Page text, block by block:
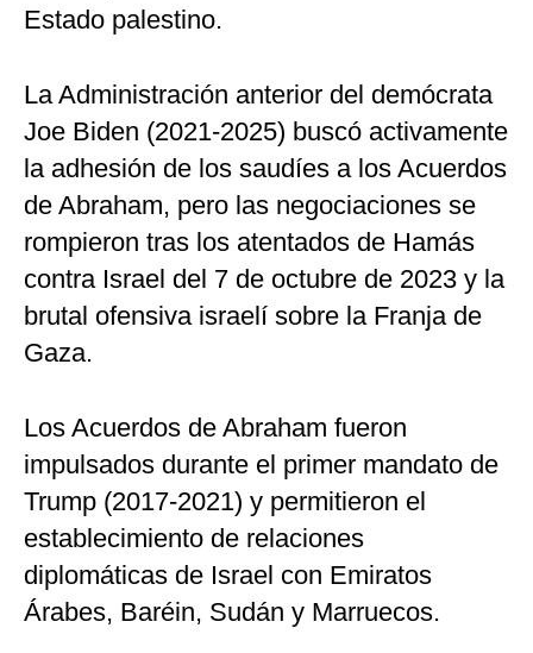
Estado palestino.
La Administración anterior del demócrata
Joe Biden (2021-2025) buscó activamente
la adhesión de los saudíes a los Acuerdos
de Abraham, pero las negociaciones se
rompieron tras los atentados de Hamás
contra Israel del 7 de octubre de 2023 y la
brutal ofensiva israelí sobre la Franja de
Gaza.
Los Acuerdos de Abraham fueron
impulsados durante el primer mandato de
Trump (2017-2021) y permitieron el
establecimiento de relaciones
diplomáticas de Israel con Emiratos
Árabes, Baréin, Sudán y Marruecos.